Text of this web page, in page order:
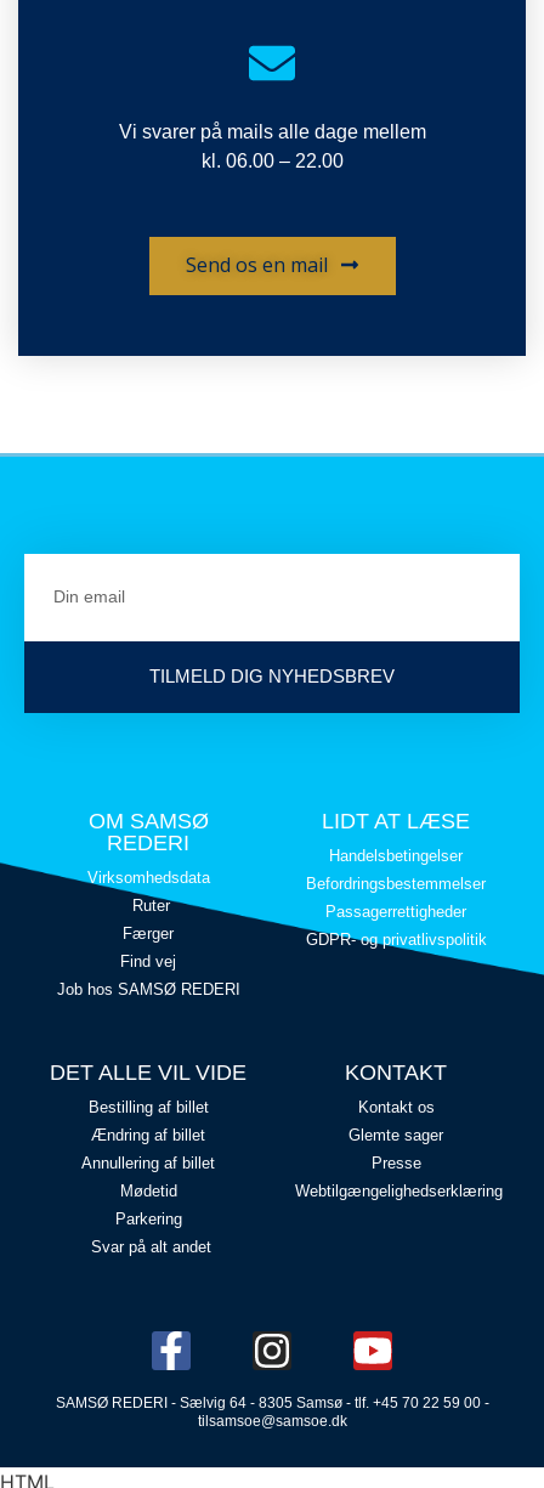
Vi svarer på mails alle dage mellem
kl. 06.00 – 22.00
Send os en mail
TILMELD DIG NYHEDSBREV
OM SAMSØ
REDERI
Virksomhedsdata
Ruter
Færger
Find vej
Job hos SAMSØ REDERI
LIDT AT LÆSE
Handelsbetingelser
Befordringsbestemmelser
Passagerrettigheder
GDPR- og privatlivspolitik
DET ALLE VIL VIDE
Bestilling af billet
Ændring af billet
Annullering af billet
Mødetid
Parkering
Svar på alt andet
KONTAKT
Kontakt os
Glemte sager
Presse
Webtilgængelighedserklæring
SAMSØ REDERI - Sælvig 64 - 8305 Samsø - tlf. +45 70 22 59 00 -
tilsamsoe@samsoe.dk
HTML